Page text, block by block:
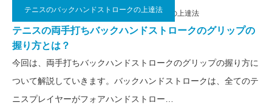
テニスのバックハンドストロークの上達法
2019.02.4 テニスのバックハンドストロークの上達法
テニスの両手打ちバックハンドストロークのグリップの
握り方とは？
今回は、両手打ちバックハンドストロークのグリップの握り方に
ついて解説していきます。バックハンドストロークは、全てのテ
ニスプレイヤーがフォアハンドストロー…